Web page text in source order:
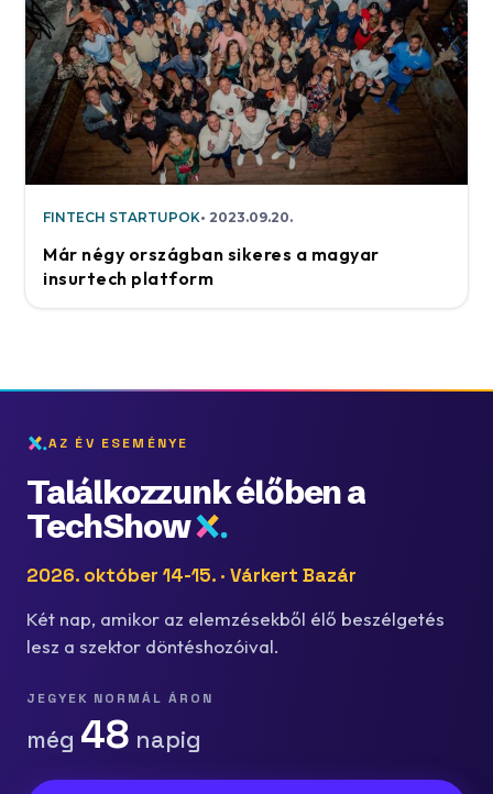
FINTECH STARTUPOK 2023.09.20.
Már négy országban sikeres a magyar
insurtech platform
AZ ÉV ESEMÉNYE
Találkozzunk élőben a
TechShow
2026. október 14-15. · Várkert Bazár
Két nap, amikor az elemzésekből élő beszélgetés
lesz a szektor döntéshozóival.
JEGYEK NORMÁL ÁRON
még 48 napig